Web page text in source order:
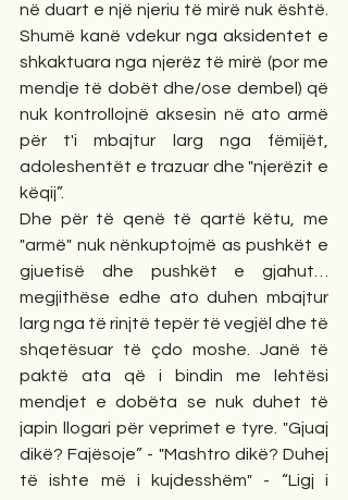
në duart e një njeriu të mirë nuk është.
Shumë kanë vdekur nga aksidentet e
shkaktuara nga njerëz të mirë (por me
mendje të dobët dhe/ose dembel) që
nuk kontrollojnë aksesin në ato armë
për t'i mbajtur larg nga fëmijët,
adoleshentët e trazuar dhe "njerëzit e
këqij”.
Dhe për të qenë të qartë këtu, me
"armë" nuk nënkuptojmë as pushkët e
gjuetisë dhe pushkët e gjahut…
megjithëse edhe ato duhen mbajtur
larg nga të rinjtë tepër të vegjël dhe të
shqetësuar të çdo moshe. Janë të
paktë ata që i bindin me lehtësi
mendjet e dobëta se nuk duhet të
japin llogari për veprimet e tyre. "Gjuaj
dikë? Fajësoje” - "Mashtro dikë? Duhej
të ishte më i kujdesshëm" - “Ligj i